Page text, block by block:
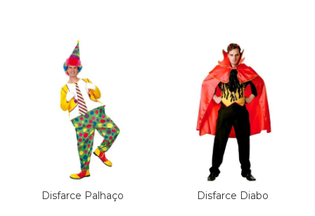
Disfarce Palhaço Disfarce Diabo